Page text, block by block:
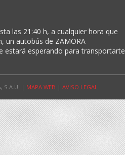
las 21:40 h, a cualquier hora que
un autobús de ZAMORA
estará esperando para transportarte
S.A.U. | MAPA WEB | AVISO LEGAL